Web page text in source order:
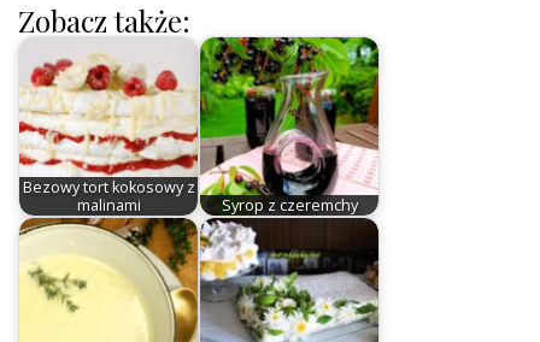
Zobacz także:
Bezowy tort kokosowy z
malinami
Syrop z czeremchy